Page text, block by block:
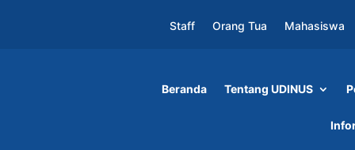
Staff Orang Tua Mahasiswa
Beranda Tentang UDINUS